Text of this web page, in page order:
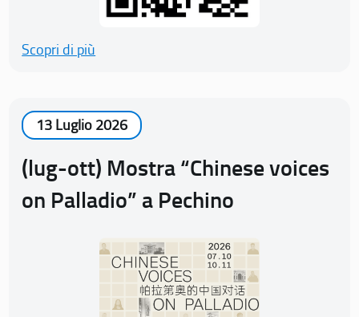
Scopri di più
13 Luglio 2026
(lug-ott) Mostra “Chinese voices
on Palladio” a Pechino